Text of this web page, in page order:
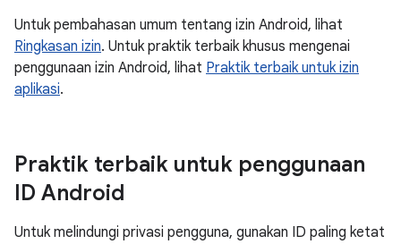
Untuk pembahasan umum tentang izin Android, lihat
Ringkasan izin. Untuk praktik terbaik khusus mengenai
penggunaan izin Android, lihat Praktik terbaik untuk izin
aplikasi.
Praktik terbaik untuk penggunaan
ID Android
Untuk melindungi privasi pengguna, gunakan ID paling ketat